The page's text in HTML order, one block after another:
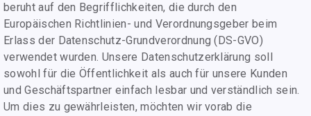
beruht auf den Begrifflichkeiten, die durch den
Europäischen Richtlinien- und Verordnungsgeber beim
Erlass der Datenschutz-Grundverordnung (DS-GVO)
verwendet wurden. Unsere Datenschutzerklärung soll
sowohl für die Öffentlichkeit als auch für unsere Kunden
und Geschäftspartner einfach lesbar und verständlich sein.
Um dies zu gewährleisten, möchten wir vorab die